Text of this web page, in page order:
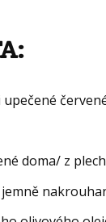
:
upečené
doma/ z